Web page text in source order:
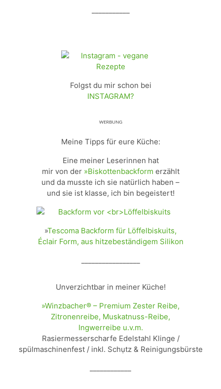
Folgst du mir schon bei
INSTAGRAM?
ᵂᴱᴿᴮᵁᴺᴳ
Meine Tipps für eure Küche:
Eine meiner Leserinnen hat
mir von der »Biskottenbackform erzählt
und da musste ich sie natürlich haben –
und sie ist klasse, ich bin begeistert!
»Tescoma Backform für Löffelbiskuits,
Éclair Form, aus hitzebeständigem Silikon
Unverzichtbar in meiner Küche!
»Winzbacher® – Premium Zester Reibe,
Zitronenreibe, Muskatnuss-Reibe,
Ingwerreibe u.v.m.
Rasiermesserscharfe Edelstahl Klinge /
spülmaschinenfest / inkl. Schụtz & Reinigungsbürste